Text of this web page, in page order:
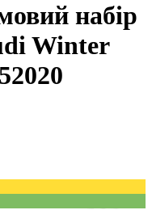
набір
Winter